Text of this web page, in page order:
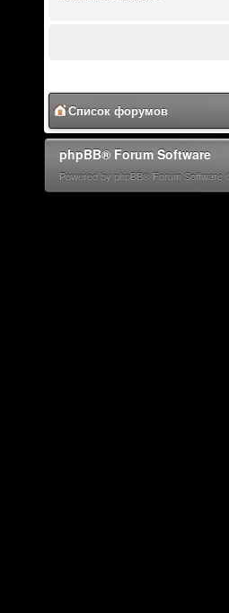
Список форумов
phpBB® Forum Software
Powered by phpBB® Forum Software